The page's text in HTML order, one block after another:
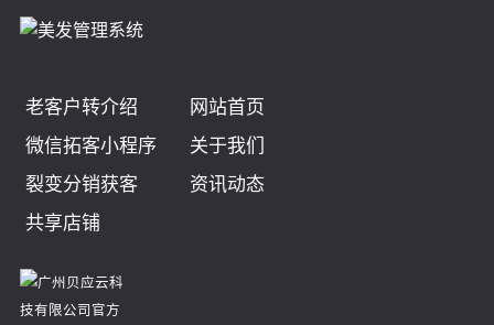
老客户转介绍
网站首页
微信拓客小程序
关于我们
裂变分销获客
资讯动态
共享店铺